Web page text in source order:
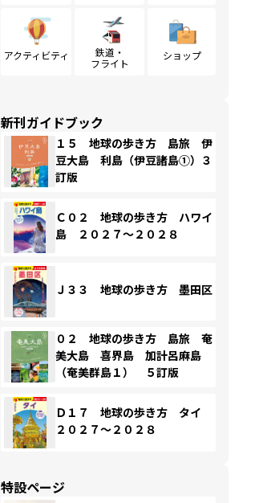
アクティビティ
鉄道・
フライト
ショップ
新刊ガイドブック
１５ 地球の歩き方 島旅 伊
豆大島 利島（伊豆諸島①）３
訂版
Ｃ０２ 地球の歩き方 ハワイ
島 ２０２７～２０２８
Ｊ３３ 地球の歩き方 墨田区
０２ 地球の歩き方 島旅 奄
美大島 喜界島 加計呂麻島
（奄美群島１） ５訂版
Ｄ１７ 地球の歩き方 タイ
２０２７～２０２８
特設ページ